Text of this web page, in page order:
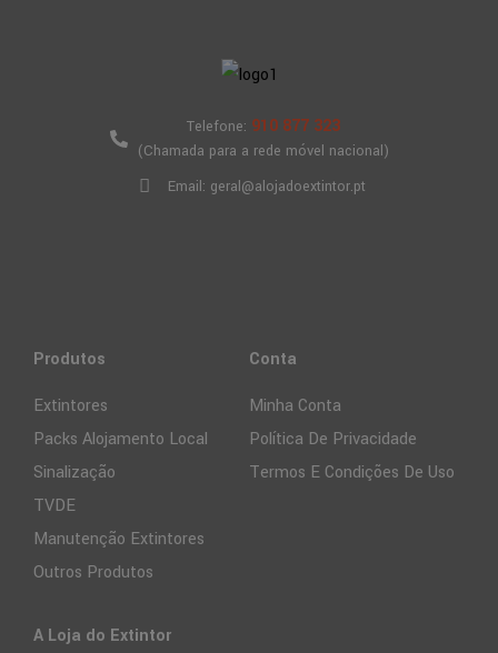
Telefone: 910 877 323
(Chamada para a rede móvel nacional)
Email: geral@alojadoextintor.pt
Produtos
Extintores
Packs Alojamento Local
Sinalização
TVDE
Manutenção Extintores
Outros Produtos
Conta
Minha Conta
Política De Privacidade
Termos E Condições De Uso
A Loja do Extintor